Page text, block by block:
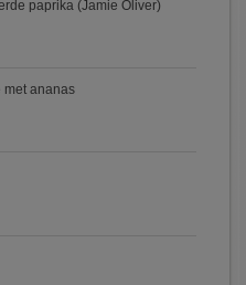
paprika (Jamie Oliver)
met ananas